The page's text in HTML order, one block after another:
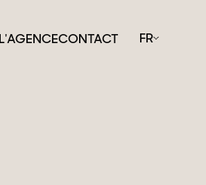
L'AGENCECONTACT FR